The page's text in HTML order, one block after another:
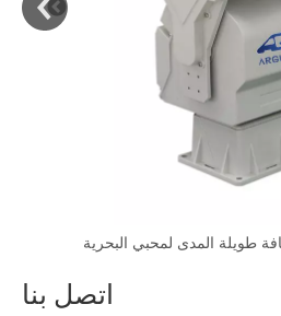
طويلة المدى لمحبي البحرية
اتصل بنا